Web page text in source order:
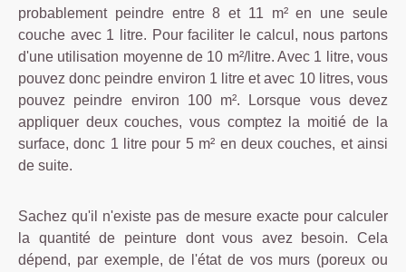
probablement peindre entre 8 et 11 m² en une seule
couche avec 1 litre. Pour faciliter le calcul, nous partons
d'une utilisation moyenne de 10 m²/litre. Avec 1 litre, vous
pouvez donc peindre environ 1 litre et avec 10 litres, vous
pouvez peindre environ 100 m². Lorsque vous devez
appliquer deux couches, vous comptez la moitié de la
surface, donc 1 litre pour 5 m² en deux couches, et ainsi
de suite.
Sachez qu'il n'existe pas de mesure exacte pour calculer
la quantité de peinture dont vous avez besoin. Cela
dépend, par exemple, de l'état de vos murs (poreux ou